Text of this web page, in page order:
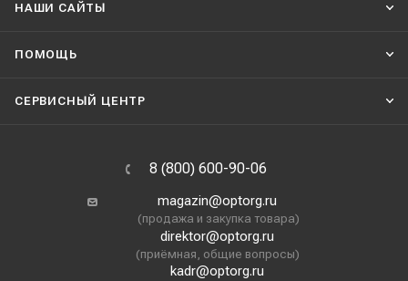
НАШИ CАЙТЫ
ПОМОЩЬ
СЕРВИСНЫЙ ЦЕНТР
8 (800) 600-90-06
magazin@optorg.ru
(продажа и закупка товара)
direktor@optorg.ru
(приёмная, общие вопросы)
kadr@optorg.ru